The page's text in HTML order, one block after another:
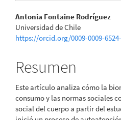
Contenido
principal
artículo
Antonia Fontaine Rodríguez
Universidad de Chile
https://orcid.org/0009-0009-
Resumen
Este artículo analiza cómo la
consumo y las normas sociales
social del cuerpo a partir del